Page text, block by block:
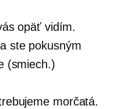
opäť vidím.
ste pokusným
(smiech.)
morčatá.